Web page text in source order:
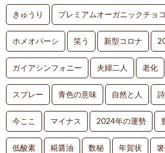
きゅうり プレミアムオーガニックチョ
ホメオパーシ 笑う 新型コロナ
ガイアシンフォニー 夫婦二人 老化
スプレー 青色の意味 自然と人 詩
今ここ マイナス 2024年の運勢
低酸素 糀醤油 数秘 年賀状